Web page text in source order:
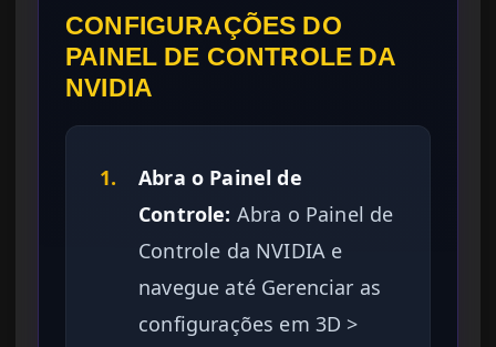
CONFIGURAÇÕES DO
PAINEL DE CONTROLE DA
NVIDIA
1.
Abra o Painel de
Controle: Abra o Painel de
Controle da NVIDIA e
navegue até Gerenciar as
configurações em 3D >